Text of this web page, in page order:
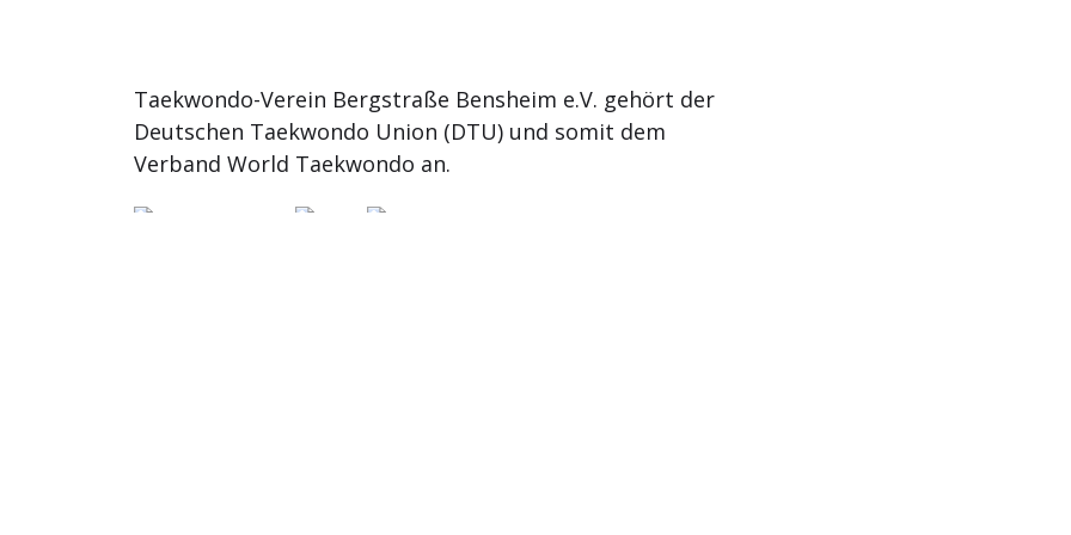
Taekwondo-Verein Bergstraße Bensheim e.V. gehört der
Deutschen Taekwondo Union (DTU) und somit dem
Verband World Taekwondo an.